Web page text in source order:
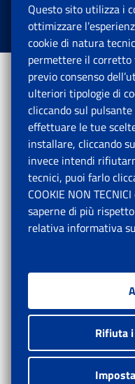
Istituto
Tutti i
Questo sito utilizza i
ottimizzare
cookie di natura
permettere il corretto
previo consenso
ulteriori tipologie di
cliccando sul pulsante
effettuare le tue
installare, cliccando
invece intendi
tecnici, puoi farlo
COOKIE NON
saperne di più
relativa informativa
Rifiuta